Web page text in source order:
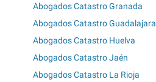
Abogados Catastro Granada
Abogados Catastro Guadalajara
Abogados Catastro Huelva
Abogados Catastro Jaén
Abogados Catastro La Rioja